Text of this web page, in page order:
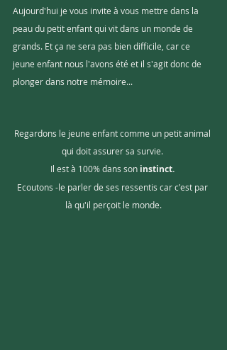
Aujourd'hui je vous invite à vous mettre dans la
peau du petit enfant qui vit dans un monde de
grands. Et ça ne sera pas bien difficile, car ce
jeune enfant nous l'avons été et il s'agit donc de
plonger dans notre mémoire...
Regardons le jeune enfant comme un petit animal
qui doit assurer sa survie.
Il est à 100% dans son instinct.
Ecoutons -le parler de ses ressentis car c'est par
là qu'il perçoit le monde.